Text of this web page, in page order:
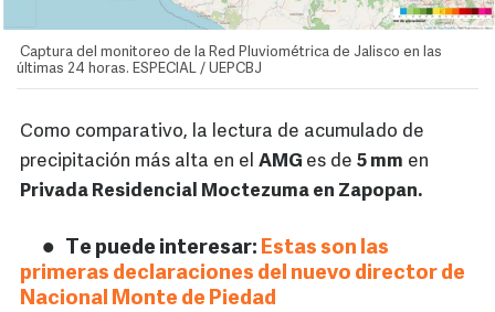
Captura del monitoreo de la Red Pluviométrica de Jalisco en las
últimas 24 horas. ESPECIAL / UEPCBJ
Como comparativo, la lectura de acumulado de
precipitación más alta en el AMG es de 5 mm en
Privada Residencial Moctezuma en Zapopan.
Te puede interesar: Estas son las
primeras declaraciones del nuevo director de
Nacional Monte de Piedad